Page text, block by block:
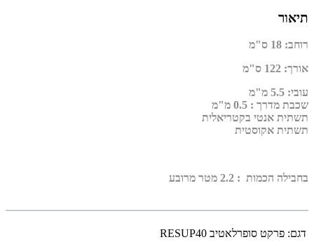
תיאור
רוחב: 18 ס"מ
אורך: 122 ס"מ
עובי: 5.5 מ"מ
שכבת מדרך : 0.5 מ"מ
תשתית אנטי בקטריאלית
תשתית אקוסטית
בחבילה הכמות : 2.2 מטר מרובע
דגם: פרקט סופרלאטיב RESUP40